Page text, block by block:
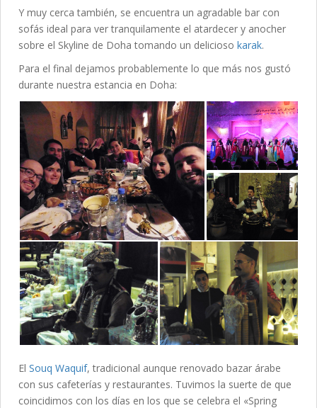
Y muy cerca también, se encuentra un agradable bar con
sofás ideal para ver tranquilamente el atardecer y anocher
sobre el Skyline de Doha tomando un delicioso karak.
Para el final dejamos probablemente lo que más nos gustó
durante nuestra estancia en Doha:
El Souq Waquif, tradicional aunque renovado bazar árabe
con sus cafeterías y restaurantes. Tuvimos la suerte de que
coincidimos con los días en los que se celebra el «Spring